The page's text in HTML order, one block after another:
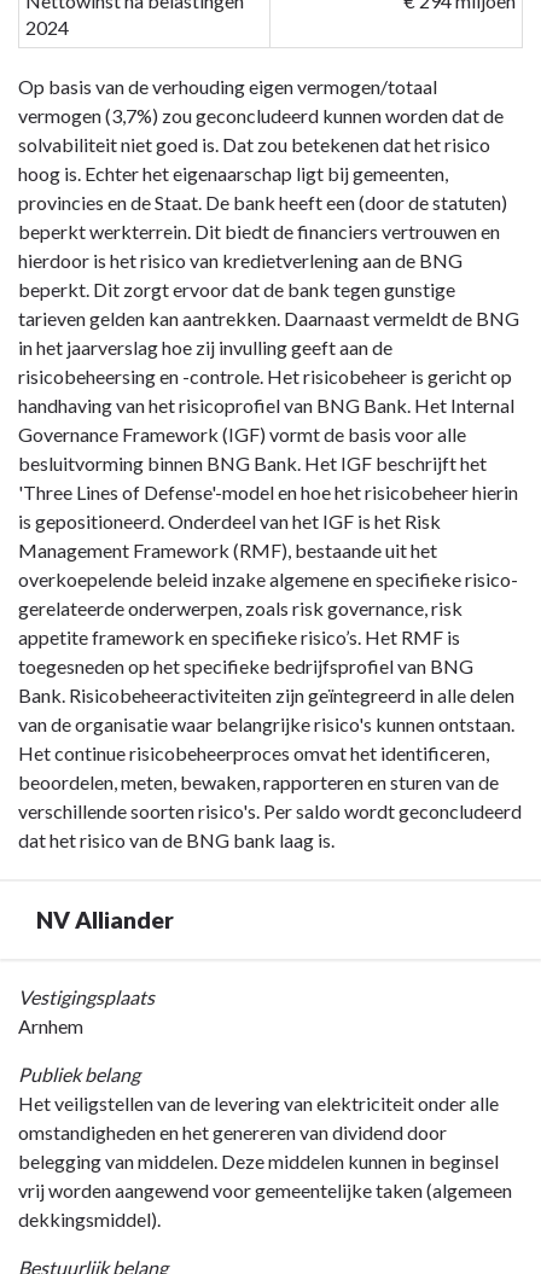
2024
Op basis van de verhouding eigen vermogen/totaal
vermogen (3,7%) zou geconcludeerd kunnen worden dat de
solvabiliteit niet goed is. Dat zou betekenen dat het risico
hoog is. Echter het eigenaarschap ligt bij gemeenten,
provincies en de Staat. De bank heeft een (door de statuten)
beperkt werkterrein. Dit biedt de financiers vertrouwen en
hierdoor is het risico van kredietverlening aan de BNG
beperkt. Dit zorgt ervoor dat de bank tegen gunstige
tarieven gelden kan aantrekken. Daarnaast vermeldt de BNG
in het jaarverslag hoe zij invulling geeft aan de
risicobeheersing en -controle. Het risicobeheer is gericht op
handhaving van het risicoprofiel van BNG Bank. Het Internal
Governance Framework (IGF) vormt de basis voor alle
besluitvorming binnen BNG Bank. Het IGF beschrijft het
'Three Lines of Defense'-model en hoe het risicobeheer hierin
is gepositioneerd. Onderdeel van het IGF is het Risk
Management Framework (RMF), bestaande uit het
overkoepelende beleid inzake algemene en specifieke risico-
gerelateerde onderwerpen, zoals risk governance, risk
appetite framework en specifieke risico’s. Het RMF is
toegesneden op het specifieke bedrijfsprofiel van BNG
Bank. Risicobeheeractiviteiten zijn geïntegreerd in alle delen
van de organisatie waar belangrijke risico's kunnen ontstaan.
Het continue risicobeheerproces omvat het identificeren,
beoordelen, meten, bewaken, rapporteren en sturen van de
verschillende soorten risico's. Per saldo wordt geconcludeerd
dat het risico van de BNG bank laag is.
NV Alliander
Terug
naar
Jaarverslag
Paragraaf
Verbonden
partijen
Vestigingsplaats
Arnhem
Publiek belang
Het veiligstellen van de levering van elektriciteit onder alle
omstandigheden en het genereren van dividend door
belegging van middelen. Deze middelen kunnen in beginsel
vrij worden aangewend voor gemeentelijke taken (algemeen
dekkingsmiddel).
Bestuurlijk belang